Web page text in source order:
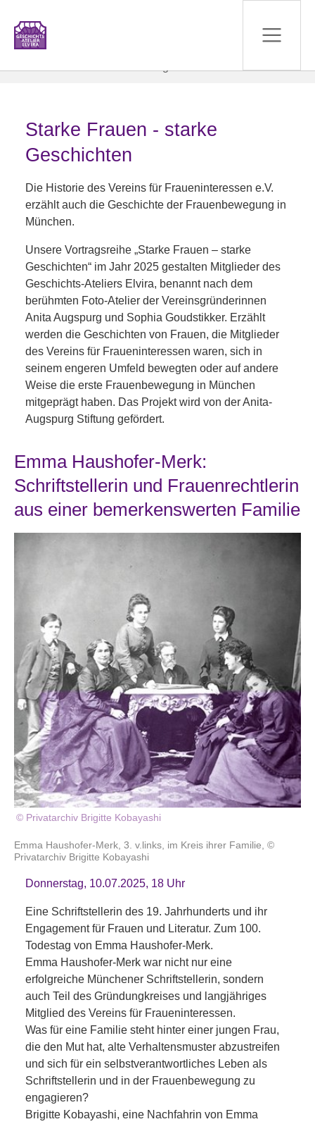
Starke Frauen - starke
Geschichten
Die Historie des Vereins für Fraueninteressen e.V.
erzählt auch die Geschichte der Frauenbewegung in
München.
Unsere Vortragsreihe „Starke Frauen – starke
Geschichten“ im Jahr 2025 gestalten Mitglieder des
Geschichts-Ateliers Elvira, benannt nach dem
berühmten Foto-Atelier der Vereinsgründerinnen
Anita Augspurg und Sophia Goudstikker. Erzählt
werden die Geschichten von Frauen, die Mitglieder
des Vereins für Fraueninteressen waren, sich in
seinem engeren Umfeld bewegten oder auf andere
Weise die erste Frauenbewegung in München
mitgeprägt haben. Das Projekt wird von der Anita-
Augspurg Stiftung gefördert.
Emma Haushofer-Merk:
Schriftstellerin und Frauenrechtlerin
aus einer bemerkenswerten Familie
© Privatarchiv Brigitte Kobayashi
Emma Haushofer-Merk, 3. v.links, im Kreis ihrer Familie, ©
Privatarchiv Brigitte Kobayashi
Donnerstag, 10.07.2025, 18 Uhr
Eine Schriftstellerin des 19. Jahrhunderts und ihr
Engagement für Frauen und Literatur. Zum 100.
Todestag von Emma Haushofer-Merk.
Emma Haushofer-Merk war nicht nur eine
erfolgreiche Münchener Schriftstellerin, sondern
auch Teil des Gründungkreises und langjähriges
Mitglied des Vereins für Fraueninteressen.
Was für eine Familie steht hinter einer jungen Frau,
die den Mut hat, alte Verhaltensmuster abzustreifen
und sich für ein selbstverantwortliches Leben als
Schriftstellerin und in der Frauenbewegung zu
engagieren?
Brigitte Kobayashi, eine Nachfahrin von Emma